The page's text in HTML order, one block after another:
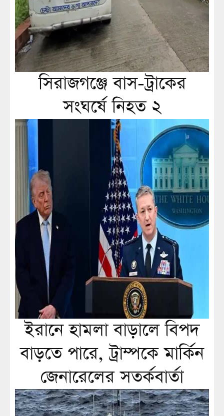
সিরাজগঞ্জে বাস-ট্রাকের
সংঘর্ষে নিহত ২
ইরানে হামলা বাড়ালে বিপদ
বাড়তে পারে, ট্রাম্পকে মার্কিন
জেনারেলের সতর্কবার্তা